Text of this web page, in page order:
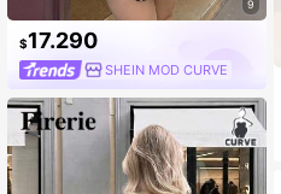
9
$17.290
SHEIN MOD CURVE